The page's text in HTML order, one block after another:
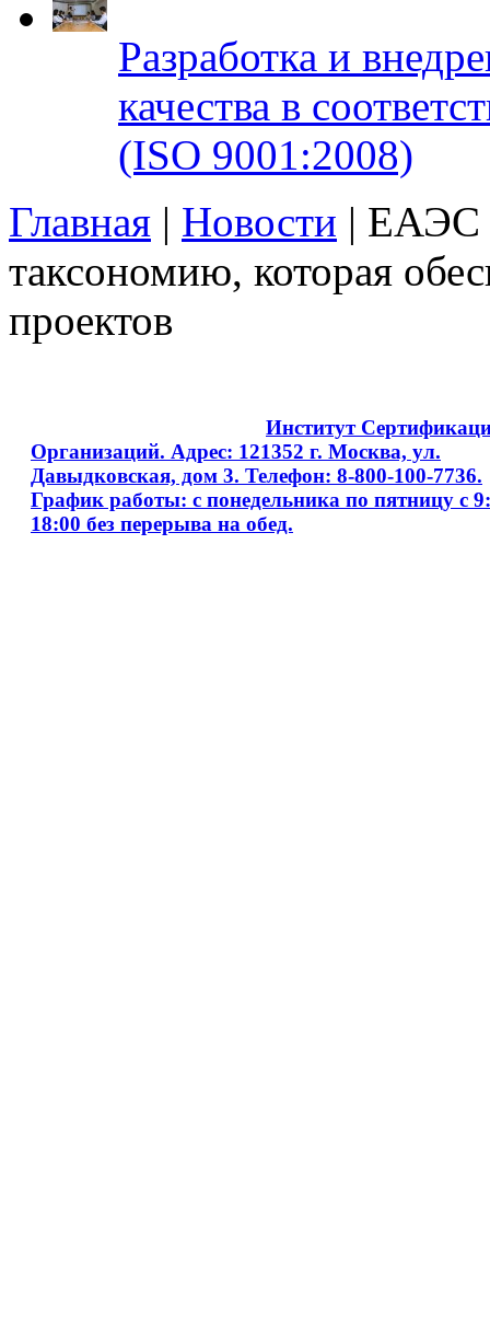
Разработка и
качества в
(ISO 9001:2008)
Главная | Новости | ЕАЭС
таксономию, которая
проектов
Институт
Организаций. Адрес: 121352 г. Москва, ул.
Давыдковская, дом 3. Телефон: 8-800-100-7736.
График работы: с понедельника по пятницу с
18:00 без перерыва на обед.